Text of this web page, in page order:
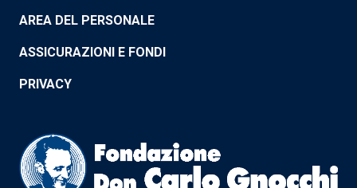
AREA DEL PERSONALE
ASSICURAZIONI E FONDI
PRIVACY